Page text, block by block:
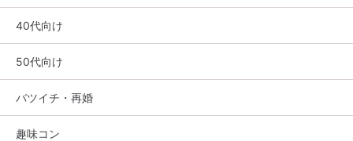
40代向け
50代向け
バツイチ・再婚
趣味コン